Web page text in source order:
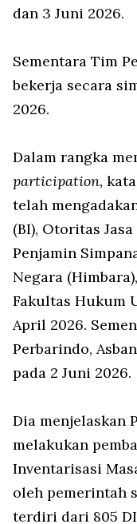
dan 3 Juni 2026.
Sementara Tim
bekerja secara
2026.
Dalam rangka
participation,
telah
(BI), Otoritas
Penjamin
Negara
Fakultas Hukum
April 2026.
Perbarindo,
pada 2 Juni 2026.
Dia menjelaskan
melakukan
Inventarisasi
oleh pemerintah
terdiri dari 805